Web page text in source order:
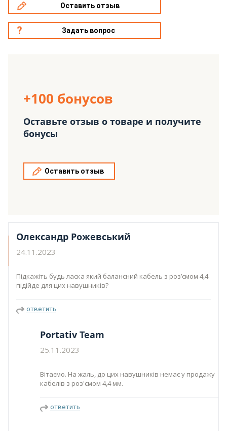
Оставить отзыв
Задать вопрос
+100 бонусов
Оставьте отзыв о товаре и получите
бонусы
Оставить отзыв
Олександр Рожевський
24.11.2023
Підкажіть будь ласка який балансний кабель з розʼємом 4,4
підійде для цих навушників?
ответить
Portativ Team
25.11.2023
Вітаємо. На жаль, до цих навушників немає у продажу
кабелів з роз'ємом 4,4 мм.
ответить